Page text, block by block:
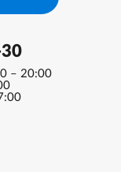
– 20:00